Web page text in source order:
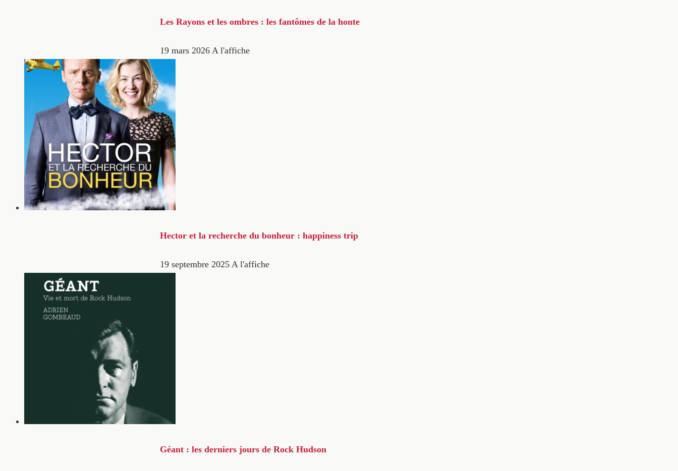
Les Rayons et les ombres : les fantômes de la honte
19 mars 2026 A l'affiche
Hector et la recherche du bonheur : happiness trip
19 septembre 2025 A l'affiche
Géant : les derniers jours de Rock Hudson